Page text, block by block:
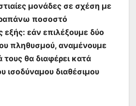
μονάδες σε σχέση με
ποσοστό
εξής: εάν επιλέξουμε δύο
πληθυσμού, αναμένουμε
τους θα διαφέρει κατά
ισοδύναμου διαθέσιμου